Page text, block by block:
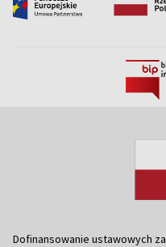
Dofinansowanie ustawowych